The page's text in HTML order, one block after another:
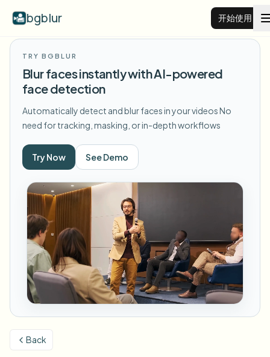
bgblur 开始使用
示例
浏览完整示例库
模糊人脸
模糊车牌
模糊背景
模糊任何内容
功能
View all features
Browse every blur tool in one place
模糊车牌
模糊人脸
企业
学校与教育
校园摄像头、讲座和地区批量隐私
媒体与娱乐
试映、发布和合规
零售与电商
资源
常见问题
博客
Whitepapers
Choose language
TRY BGBLUR
Blur faces instantly with AI-powered
face detection
Automatically detect and blur faces in your videosNo
need for tracking, masking, or in-depth workflows
Try Now See Demo
Back